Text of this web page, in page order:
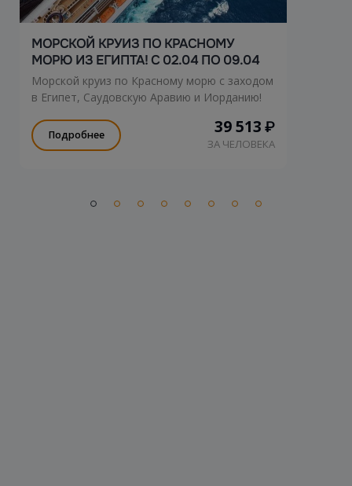
МОРСКОЙ КРУИЗ ПО КРАСНОМУ
МОРЮ ИЗ ЕГИПТА! С 02.04 ПО 09.04
Морской круиз по Красному морю с заходом
в Египет, Саудовскую Аравию и Иорданию!
Подробнее 39 513 ₽
ЗА ЧЕЛОВЕКА